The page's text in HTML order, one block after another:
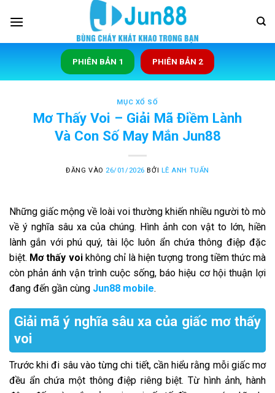
qua
PHIÊN BẢN 1 PHIÊN BẢN 2
MỤC XỔ SỐ
Mơ Thấy Voi – Giải Mã Điềm Lành
Và Con Số May Mắn Jun88
ĐĂNG VÀO 26/01/2026 BỞI LÊ ANH TUẤN
Những giấc mộng về loài voi thường khiến nhiều người tò mò
về ý nghĩa sâu xa của chúng. Hình ảnh con vật to lớn, hiền
lành gắn với phú quý, tài lộc luôn ẩn chứa thông điệp đặc
biệt. Mơ thấy voikhông chỉ là hiện tượng trong tiềm thức mà
còn phản ánh vận trình cuộc sống, báo hiệu cơ hội thuận lợi
đang đến gần cùng Jun88 mobile.
Giải mã ý nghĩa sâu xa của giấc mơ thấy
voi
Trước khi đi sâu vào từng chi tiết, cần hiểu rằng mỗi giấc mơ
đều ẩn chứa một thông điệp riêng biệt. Từ hình ảnh, hành